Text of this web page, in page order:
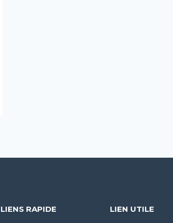
LIENS RAPIDE LIEN UTILE